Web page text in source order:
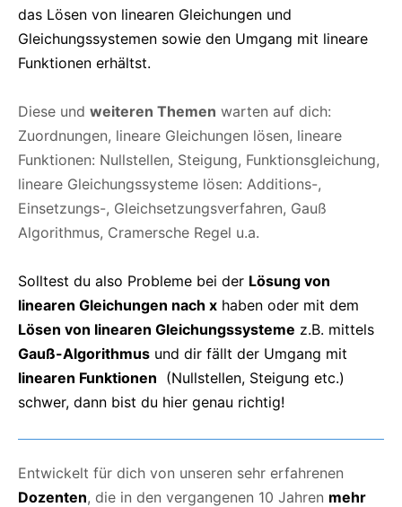
das Lösen von linearen Gleichungen und
Gleichungssystemen sowie den Umgang mit lineare
Funktionen erhältst.
Diese und weiteren Themen warten auf dich:
Zuordnungen, lineare Gleichungen lösen, lineare
Funktionen: Nullstellen, Steigung, Funktionsgleichung,
lineare Gleichungssysteme lösen: Additions-,
Einsetzungs-, Gleichsetzungsverfahren, Gauß
Algorithmus, Cramersche Regel u.a.
Solltest du also Probleme bei der Lösung von
linearen Gleichungen nach x haben oder mit dem
Lösen von linearen Gleichungssysteme z.B. mittels
Gauß-Algorithmus und dir fällt der Umgang mit
linearen Funktionen (Nullstellen, Steigung etc.)
schwer, dann bist du hier genau richtig!
Entwickelt für dich von unseren sehr erfahrenen
Dozenten, die in den vergangenen 10 Jahren mehr